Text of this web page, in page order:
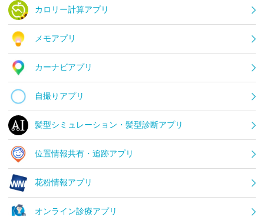
カロリー計算アプリ
メモアプリ
カーナビアプリ
自撮りアプリ
髪型シミュレーション・髪型診断アプリ
位置情報共有・追跡アプリ
花粉情報アプリ
オンライン診療アプリ